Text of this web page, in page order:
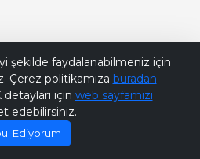
şekilde faydalanabilmeniz için
Çerez politikamıza buradan
detayları için web sayfamızı
edebilirsiniz.
Ediyorum
Bana Soru Sor | Ask Me